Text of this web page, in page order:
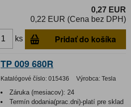
0,27 EUR
0,22 EUR (Cena bez DPH)
ks Pridať do košíka
TP 009 680R
Katalógové číslo: 015436 Výrobca: Tesla
Záruka (mesiacov): 24
Termín dodania(prac.dni)-platí pre sklad